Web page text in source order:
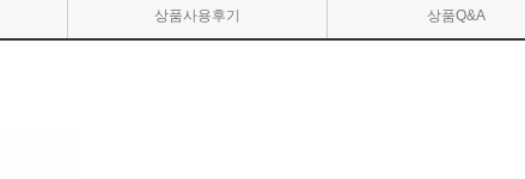
상품사용후기 상품Q&A